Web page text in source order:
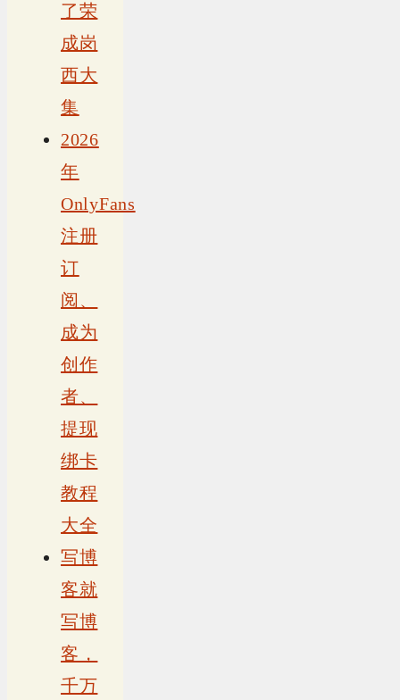
了荣
成岗
西大
集
2026
年
OnlyFans
注册
订
阅、
成为
创作
者、
提现
绑卡
教程
大全
写博
客就
写博
客，
千万